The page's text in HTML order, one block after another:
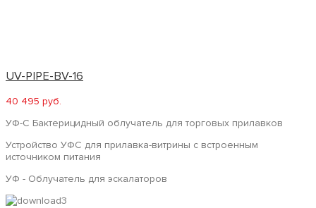
UV-PIPE-BV-16
40 495 руб.
УФ-С Бактерицидный облучатель для торговых прилавков
Устройство УФС для прилавка-витрины с встроенным
источником питания
УФ - Облучатель для эскалаторов